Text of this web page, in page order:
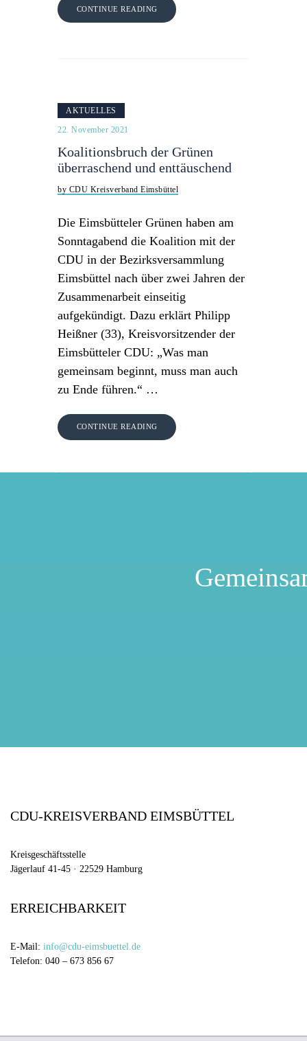
CONTINUE READING
AKTUELLES
22. November 2021
Koalitionsbruch der Grünen
überraschend und enttäuschend
by CDU Kreisverband Eimsbüttel
Die Eimsbütteler Grünen haben am
Sonntagabend die Koalition mit der
CDU in der Bezirksversammlung
Eimsbüttel nach über zwei Jahren der
Zusammenarbeit einseitig
aufgekündigt. Dazu erklärt Philipp
Heißner (33), Kreisvorsitzender der
Eimsbütteler CDU: „Was man
gemeinsam beginnt, muss man auch
zu Ende führen.“ …
CONTINUE READING
CDU-KREISVERBAND EIMSBÜTTEL
Kreisgeschäftsstelle
Jägerlauf 41-45 · 22529 Hamburg
ERREICHBARKEIT
E-Mail: info@cdu-eimsbuettel.de
Telefon: 040 – 673 856 67